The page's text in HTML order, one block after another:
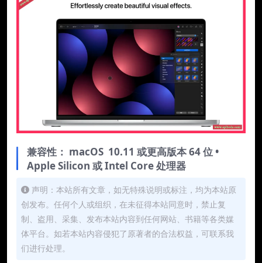
兼容性： macOS 10.11 或更高版本 64 位 •
Apple Silicon 或 Intel Core 处理器
声明：本站所有文章，如无特殊说明或标注，均为本站原
创发布。任何个人或组织，在未征得本站同意时，禁止复
制、盗用、采集、发布本站内容到任何网站、书籍等各类媒
体平台。如若本站内容侵犯了原著者的合法权益，可联系我
们进行处理。